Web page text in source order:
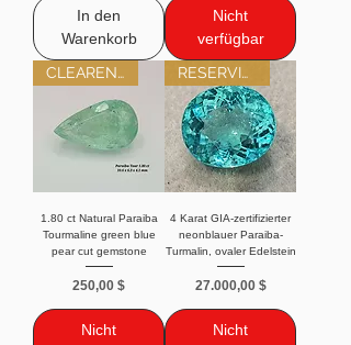
In den
Warenkorb
Nicht
verfügbar
CLEARENCE SALE
1.80 ct Natural Paraiba
Tourmaline green blue
pear cut gemstone
Preis
250,00 $
Nicht
RESERVIERT
4 Karat GIA-zertifizierter
neonblauer Paraiba-
Turmalin, ovaler Edelstein
Preis
27.000,00 $
Nicht